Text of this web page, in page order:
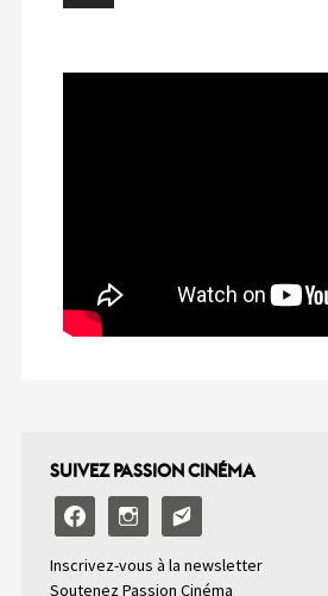
SUIVEZ PASSION CINÉMA
facebookinstagramemail-
alt2
Inscrivez-vous à la newsletter
Soutenez Passion Cinéma